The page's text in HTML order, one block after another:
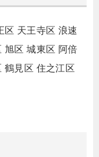
区 天王寺区 浪速
旭区 城東区 阿倍
鶴見区 住之江区